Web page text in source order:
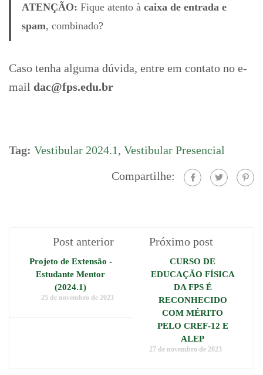
ATENÇÃO: Fique atento à caixa de entrada e
spam, combinado?
Caso tenha alguma dúvida, entre em contato no e-
mail dac@fps.edu.br
Tag: Vestibular 2024.1, Vestibular Presencial
Compartilhe:
Post anterior
Projeto de Extensão -
Estudante Mentor
(2024.1)
25 de novembro de 2023
Próximo post
CURSO DE
EDUCAÇÃO FÍSICA
DA FPS É
RECONHECIDO
COM MÉRITO
PELO CREF-12 E
ALEP
27 de novembro de 2023